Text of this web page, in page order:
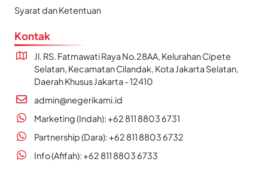
Syarat dan Ketentuan
Kontak
Jl. RS. Fatmawati Raya No.28AA, Kelurahan Cipete
Selatan, Kecamatan Cilandak, Kota Jakarta Selatan,
Daerah Khusus Jakarta - 12410
admin@negerikami.id
Marketing (Indah): +62 811 8803 6731
Partnership (Dara): +62 811 8803 6732
Info (Afifah): +62 811 8803 6733